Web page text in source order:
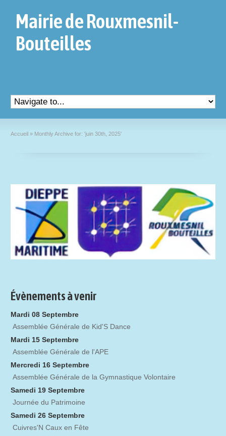
Mairie de Rouxmesnil-
Bouteilles
Accueil » Monthly Archive for: 'juin 30th, 2025'
Évènements à venir
Mardi 08 Septembre
Assemblée Générale de Kid'S Dance
Mardi 15 Septembre
Assemblée Générale de l'APE
Mercredi 16 Septembre
Assemblée Générale de la Gymnastique Volontaire
Samedi 19 Septembre
Journée du Patrimoine
Samedi 26 Septembre
Cuivres'N Caux en Fête